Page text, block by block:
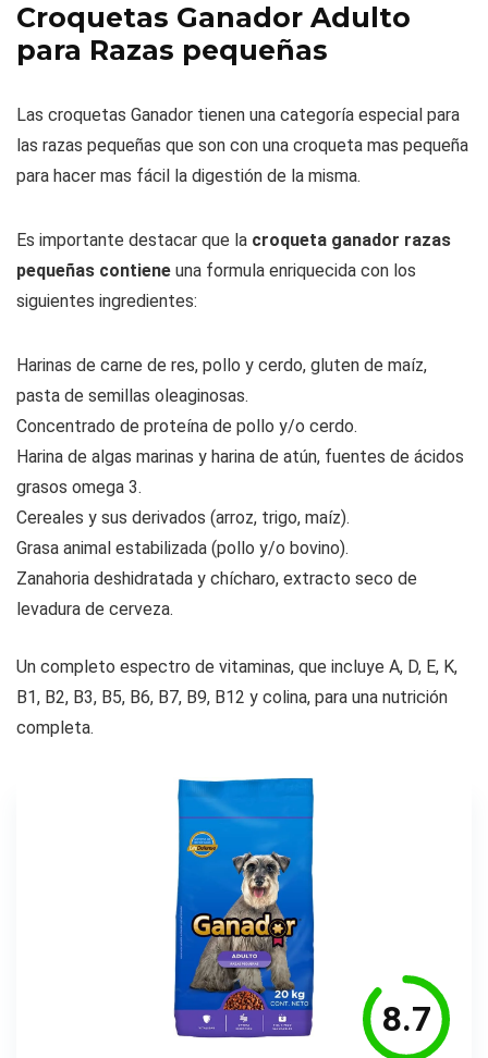
Croquetas Ganador Adulto
para Razas pequeñas
Las croquetas Ganador tienen una categoría especial para
las razas pequeñas que son con una croqueta mas pequeña
para hacer mas fácil la digestión de la misma.
Es importante destacar que la croqueta ganador razas
pequeñas contiene una formula enriquecida con los
siguientes ingredientes:
Harinas de carne de res, pollo y cerdo, gluten de maíz,
pasta de semillas oleaginosas.
Concentrado de proteína de pollo y/o cerdo.
Harina de algas marinas y harina de atún, fuentes de ácidos
grasos omega 3.
Cereales y sus derivados (arroz, trigo, maíz).
Grasa animal estabilizada (pollo y/o bovino).
Zanahoria deshidratada y chícharo, extracto seco de
levadura de cerveza.
Un completo espectro de vitaminas, que incluye A, D, E, K,
B1, B2, B3, B5, B6, B7, B9, B12 y colina, para una nutrición
completa.
8.7